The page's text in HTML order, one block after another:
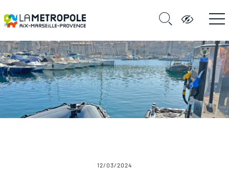
12/03/2024